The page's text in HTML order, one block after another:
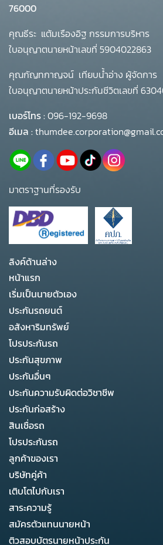
76000
คุณธีระ แต้มเรืองอิฐ กรรมการบริหาร
ใบอนุญาตนายหน้าเลขที่ 5904022863
คุณกัญทกาญจน์ เทียบน้ำอ่าง ผู้จัดการ
ใบอนุญาตนายหน้าประกันชีวิตเลขที่
เบอร์โทร :096-192-9698
อีเมล :
มาตราฐานที่รองรับ
ลิงค์ด้านล่าง
หน้าแรก
เริ่มเป็นนายตัวเอง
ประกันรถยนต์
อสังหาริมทรัพย์
โปรประกันรถ
ประกันสุขภาพ
ประกันอื่นๆ
ประกันความรับผิดต่อวิชาชีพ
ประกันก่อสร้าง
สินเชื่อรถ
โปรประกันรถ
ลูกค้าของเรา
บริษัทคู่ค้า
เติบโตไปกับเรา
สาระความรู้
สมัครตัวแทนนายหน้า
ติวสอบบัตรนายหน้าประกัน